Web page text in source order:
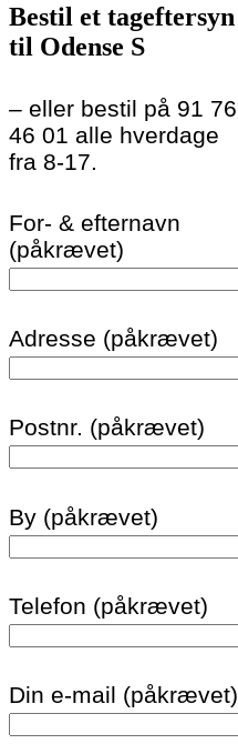
Bestil et tageftersyn
til Odense S
– eller bestil på 91 76
46 01 alle hverdage
fra 8-17.
For- & efternavn
(påkrævet)
Adresse (påkrævet)
Postnr. (påkrævet)
By (påkrævet)
Telefon (påkrævet)
Din e-mail (påkrævet)